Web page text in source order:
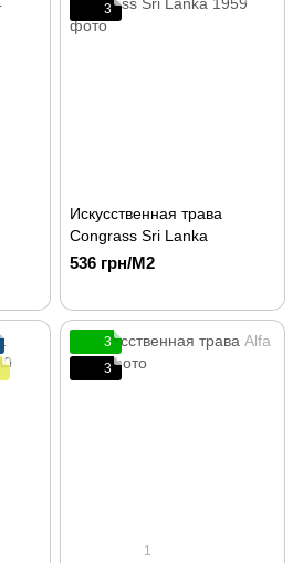
3
Искусственная трава
Congrass Sri Lanka
536 грн/М2
3
3
1